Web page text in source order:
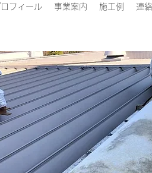
フィール 事業案内 施工例 連